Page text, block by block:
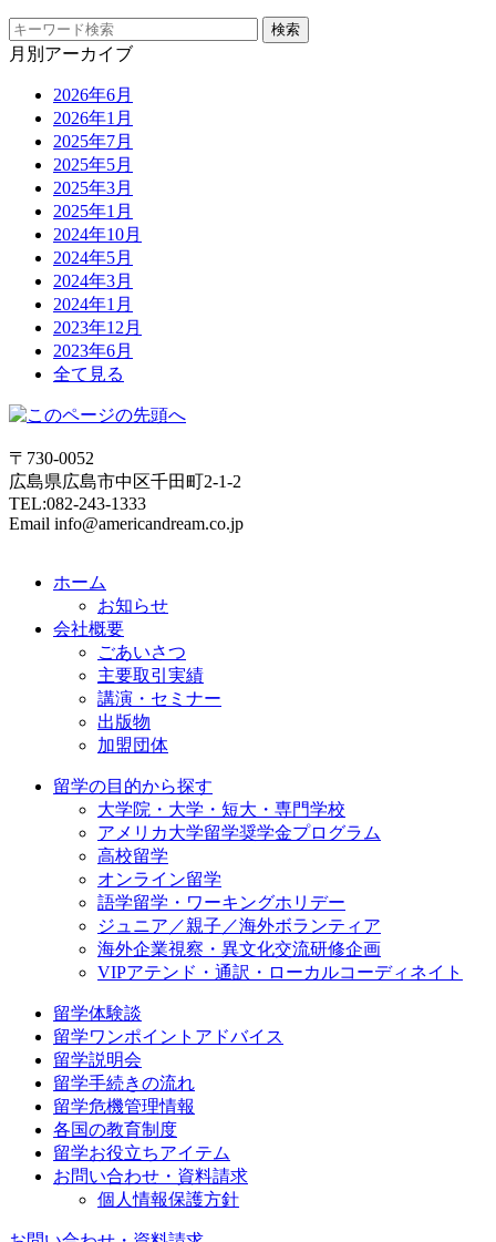
月別アーカイブ
2026年6月
2026年1月
2025年7月
2025年5月
2025年3月
2025年1月
2024年10月
2024年5月
2024年3月
2024年1月
2023年12月
2023年6月
全て見る
〒730-0052
広島県広島市中区千田町2-1-2
TEL:082-243-1333
Email info@americandream.co.jp
ホーム
お知らせ
会社概要
ごあいさつ
主要取引実績
講演・セミナー
出版物
加盟団体
留学の目的から探す
大学院・大学・短大・専門学校
アメリカ大学留学奨学金プログラム
高校留学
オンライン留学
語学留学・ワーキングホリデー
ジュニア／親子／海外ボランティア
海外企業視察・異文化交流研修企画
VIPアテンド・通訳・ローカルコーディネイト
留学体験談
留学ワンポイントアドバイス
留学説明会
留学手続きの流れ
留学危機管理情報
各国の教育制度
留学お役立ちアイテム
お問い合わせ・資料請求
個人情報保護方針